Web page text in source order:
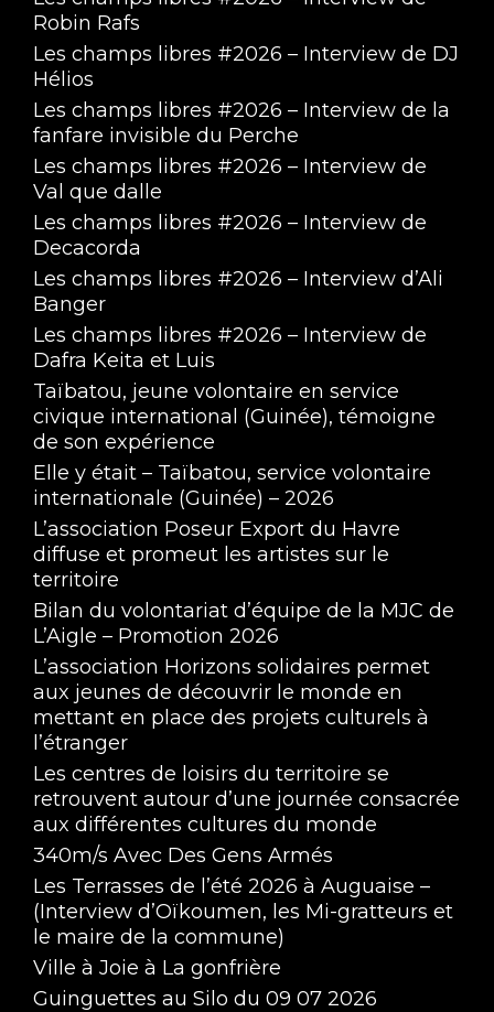
Robin Rafs
Les champs libres #2026 – Interview de DJ
Hélios
Les champs libres #2026 – Interview de la
fanfare invisible du Perche
Les champs libres #2026 – Interview de
Val que dalle
Les champs libres #2026 – Interview de
Decacorda
Les champs libres #2026 – Interview d’Ali
Banger
Les champs libres #2026 – Interview de
Dafra Keita et Luis
Taïbatou, jeune volontaire en service
civique international (Guinée), témoigne
de son expérience
Elle y était – Taïbatou, service volontaire
internationale (Guinée) – 2026
L’association Poseur Export du Havre
diffuse et promeut les artistes sur le
territoire
Bilan du volontariat d’équipe de la MJC de
L’Aigle – Promotion 2026
L’association Horizons solidaires permet
aux jeunes de découvrir le monde en
mettant en place des projets culturels à
l’étranger
Les centres de loisirs du territoire se
retrouvent autour d’une journée consacrée
aux différentes cultures du monde
340m/s Avec Des Gens Armés
Les Terrasses de l’été 2026 à Auguaise –
(Interview d’Oïkoumen, les Mi-gratteurs et
le maire de la commune)
Ville à Joie à La gonfrière
Guinguettes au Silo du 09 07 2026